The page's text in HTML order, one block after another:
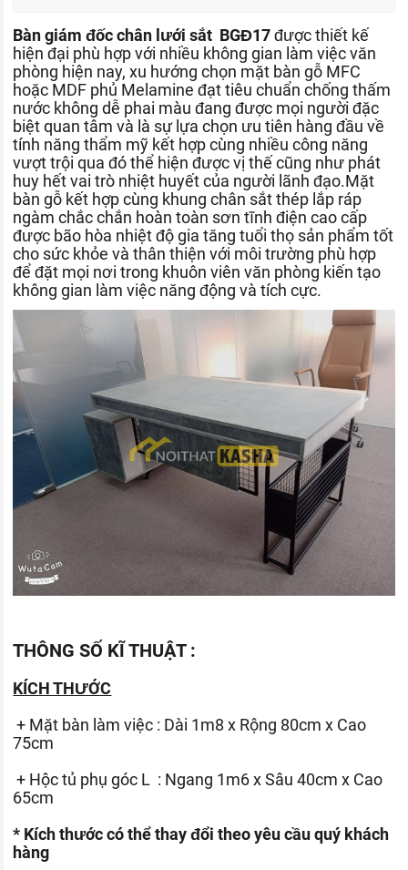
Bàn giám đốc chân lưới sắt BGĐ17được thiết kế
hiện đại phù hợp với nhiều không gian làm việc văn
phòng hiện nay, xu hướng chọn mặt bàn gỗ MFC
hoặc MDF phủ Melamine đạt tiêu chuẩn chống thấm
nước không dễ phai màu đang được mọi người đặc
biệt quan tâm và là sự lựa chọn ưu tiên hàng đầu về
tính năng thẩm mỹ kết hợp cùng nhiều công năng
vượt trội qua đó thể hiện được vị thế cũng như phát
huy hết vai trò nhiệt huyết của người lãnh đạo.Mặt
bàn gỗ kết hợp cùng khung chân sắt thép lắp ráp
ngàm chắc chắn hoàn toàn sơn tĩnh điện cao cấp
được bão hòa nhiệt độ gia tăng tuổi thọ sản phẩm tốt
cho sức khỏe và thân thiện với môi trường phù hợp
để đặt mọi nơi trong khuôn viên văn phòng kiến tạo
không gian làm việc năng động và tích cực.
THÔNG SỐ KĨ THUẬT :
KÍCH THƯỚC
+ Mặt bàn làm việc : Dài 1m8 x Rộng 80cm x Cao
75cm
+ Hộc tủ phụ góc L : Ngang 1m6 x Sâu 40cm x Cao
65cm
* Kích thước có thể thay đổi theo yêu cầu quý khách
hàng